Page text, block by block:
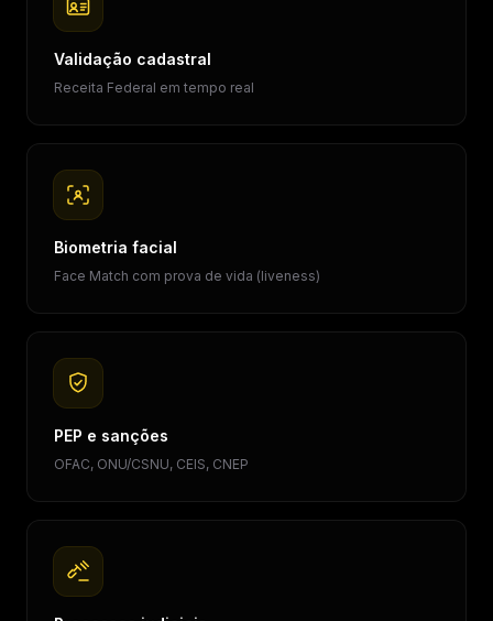
Validação cadastral
Receita Federal em tempo real
Biometria facial
Face Match com prova de vida (liveness)
PEP e sanções
OFAC, ONU/CSNU, CEIS, CNEP